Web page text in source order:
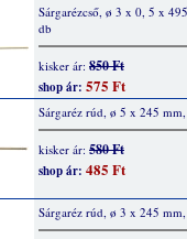
Sárgarézcső, ø 3 x 0, 5 x
db
kisker ár: 850 Ft
shop ár: 575 Ft
Sárgaréz rúd, ø 5 x 245
kisker ár: 580 Ft
shop ár: 485 Ft
Sárgaréz rúd, ø 3 x 245